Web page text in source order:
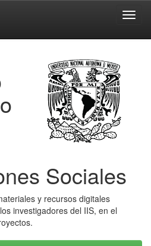
Sociales
y recursos digitales
investigadores del IIS, en el